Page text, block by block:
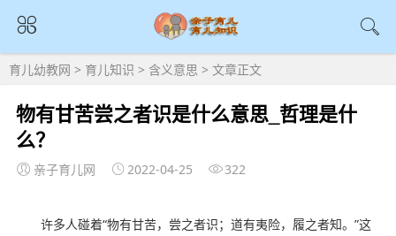
育儿幼教网 > 育儿知识 > 含义意思 > 文章正文
物有甘苦尝之者识是什么意思_哲理是什
么？
亲子育儿网 2022-04-25 322
许多人碰着“物有甘苦，尝之者识；道有夷险，履之者知。”这